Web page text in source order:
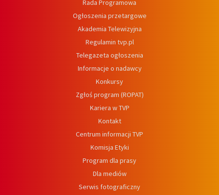
Rada Programowa
Ogłoszenia przetargowe
Akademia Telewizyjna
Regulamin tvp.pl
Telegazeta ogłoszenia
Informacje o nadawcy
Konkursy
Zgłoś program (ROPAT)
Kariera w TVP
Kontakt
Centrum informacji TVP
Komisja Etyki
Program dla prasy
Dla mediów
Serwis fotograficzny